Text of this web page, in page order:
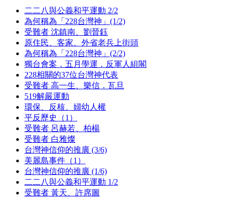
二二八與公義和平運動 2/2
為何稱為「228台灣神」(1/2)
受難者 沈鎮南、劉晉鈺
原住民、客家、外省老兵上街頭
為何稱為「228台灣神」(2/2)
獨台會案．五月學運．反軍人組閣
228相關的37位台灣神代表
受難者 高一生、樂信．瓦旦
519解嚴運動
環保、反核、婦幼人權
平反歷史（1）
受難者 呂赫若、柏楊
受難者 白雅燦
台灣神信仰的推廣 (3/6)
美麗島事件（1）
台灣神信仰的推廣 (1/6)
二二八與公義和平運動 1/2
受難者 黃天、許席圖